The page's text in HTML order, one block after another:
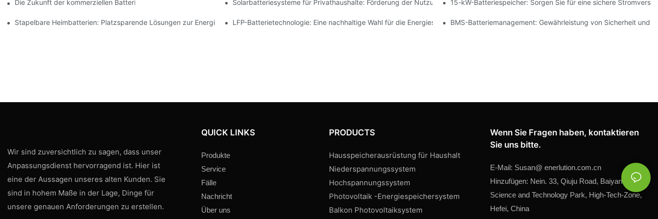
Die Zukunft der kommerziellen Batteriespeicherung: Trends und InnovationenSolarbatteriesysteme für Privathaushalte: Förderung der Nutzung erneuerbarer Energien15-kW-Batteriespeicher: Sorgen Sie für eine sichere
Stapelbare Heimbatterien: Platzsparende Lösungen zur EnergiespeicherungLFP-Batterietechnologie: Eine nachhaltige Wahl für die EnergiespeicherungBMS-Batteriemanagement: Gewährleistung von Sicherheit und
Wir sind zuversichtlich zu sagen, dass unser
Anpassungsdienst hervorragend ist. Hier ist
eine der Aussagen unseres alten Kunden. Sie
sind in hohem Maße in der Lage, Dinge für
unsere genauen Anforderungen zu erstellen.
QUICK LINKS
Produkte
Service
Fälle
Nachricht
Über uns
PRODUCTS
Hausspeicherausrüstung für Haushalt
Niederspannungssystem
Hochspannungssystem
Photovoltaik -Energiespeichersystem
Balkon Photovoltaiksystem
Wenn Sie Fragen haben, kontaktieren
Sie uns bitte.
E-Mail: Susan@ enerlution.com.cn
Hinzufügen: Nein. 33, Qiuju Road, Baiyaner
Science and Technology Park, High-Tech-Zone,
Hefei, China